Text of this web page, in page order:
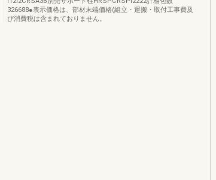
326688●表示価格は、部材末端価格(組立・運搬・取付工事費及
び消費税は含まれておりません。